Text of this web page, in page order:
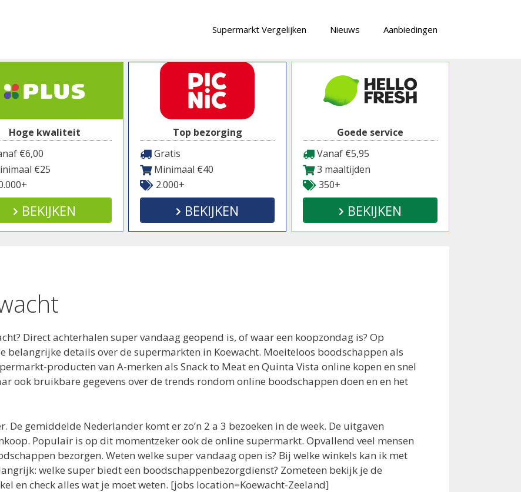
Supermarkt Vergelijken Nieuws Aanbiedingen
Hoge kwaliteit
€6,00
€25
BEKIJKEN
Top bezorging
Gratis
Minimaal €40
2.000+
BEKIJKEN
Goede service
Vanaf €5,95
3 maaltijden
350+
BEKIJKEN
Direct achterhalen super vandaag geopend is, of waar een koopzondag is? Op
belangrijke details over de supermarkten in Koewacht. Moeiteloos boodschappen als
producten van A-merken als Snack to Meat en Quinta Vista online kopen en snel
ook bruikbare gegevens over de trends rondom online boodschappen doen en en het
De gemiddelde Nederlander komt er zo’n 2 a 3 bezoeken in de week. De uitgaven
Populair is op dit momentzeker ook de online supermarkt. Opvallend veel mensen
bezorgen. Weten welke super vandaag open is? Bij welke winkels kan ik met
welke super biedt een boodschappenbezorgdienst? Zometeen bekijk je de
en check alles wat je moet weten. [jobs location=Koewacht-Zeeland]